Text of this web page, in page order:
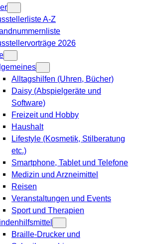
A-Z
2026
Alltagshilfen (Uhren, Bücher)
Daisy (Abspielgeräte und
Software)
Freizeit und Hobby
Haushalt
Lifestyle (Kosmetik, Stilberatung
etc.)
Smartphone, Tablet und Telefone
Medizin und Arzneimittel
Reisen
Veranstaltungen und Events
Sport und Therapien
Braille-Drucker und